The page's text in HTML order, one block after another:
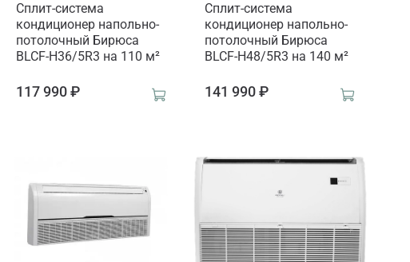
Сплит-система
кондиционер напольно-
потолочный Бирюса
BLCF-H36/5R3 на 110 м²
117 990 ₽
Сплит-система
кондиционер напольно-
потолочный Бирюса
BLCF-H48/5R3 на 140 м²
141 990 ₽